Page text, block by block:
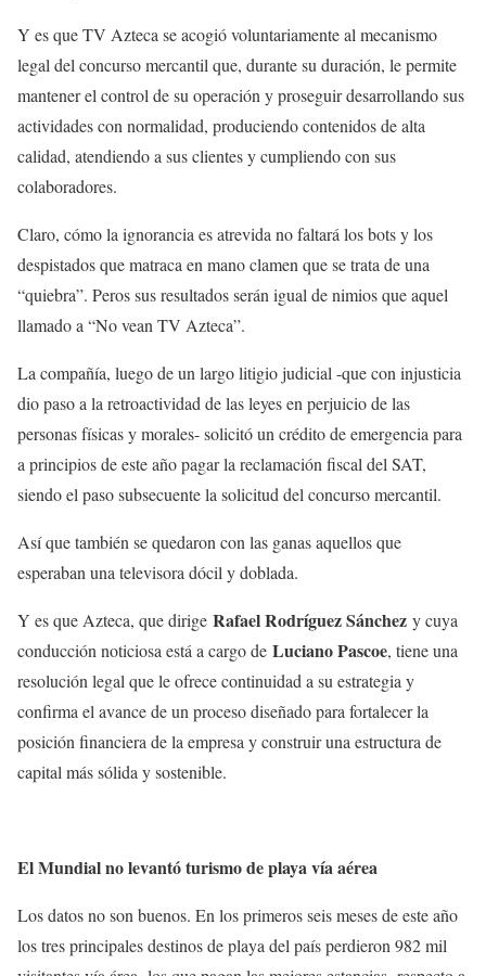
Y es que TV Azteca se acogió voluntariamente al mecanismo
legal del concurso mercantil que, durante su duración, le permite
mantener el control de su operación y proseguir desarrollando sus
actividades con normalidad, produciendo contenidos de alta
calidad, atendiendo a sus clientes y cumpliendo con sus
colaboradores.
Claro, cómo la ignorancia es atrevida no faltará los bots y los
despistados que matraca en mano clamen que se trata de una
“quiebra”. Peros sus resultados serán igual de nimios que aquel
llamado a “No vean TV Azteca”.
La compañía, luego de un largo litigio judicial -que con injusticia
dio paso a la retroactividad de las leyes en perjuicio de las
personas físicas y morales- solicitó un crédito de emergencia para
a principios de este año pagar la reclamación fiscal del SAT,
siendo el paso subsecuente la solicitud del concurso mercantil.
Así que también se quedaron con las ganas aquellos que
esperaban una televisora dócil y doblada.
Y es que Azteca, que dirige Rafael Rodríguez Sánchez y cuya
conducción noticiosa está a cargo de Luciano Pascoe, tiene una
resolución legal que le ofrece continuidad a su estrategia y
confirma el avance de un proceso diseñado para fortalecer la
posición financiera de la empresa y construir una estructura de
capital más sólida y sostenible.
El Mundial no levantó turismo de playa vía aérea
Los datos no son buenos. En los primeros seis meses de este año
los tres principales destinos de playa del país perdieron 982 mil